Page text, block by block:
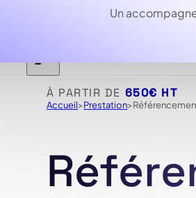
Un
À PARTIR DE 650€ HT
Accueil Prestation